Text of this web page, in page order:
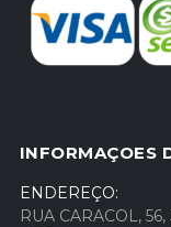
INFORMAÇOES
ENDEREÇO:
RUA CARACOL,